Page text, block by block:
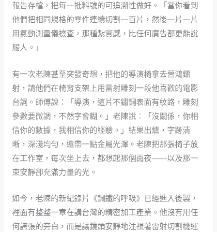
報告存檔，把每一批料號的可追溯性做好。「當你看到
他們把相同規格的零件連續切割一百片，然後一片一片
用氣動測量儀檢查，那種紮實感，比任何廣告都更能說
服人。」
有一次老陳甚至突發奇想，把他的導演椅拿去晉鴻鐳
射，請他們在椅背支架上用雷射雕刻一段他喜歡的電影
台詞。師傅說：「導演，這片不鏽鋼表面有紋路，雕刻
參數要微調，不然字會糊。」老陳說：「沒關係，你相
信你的數據，我相信你的經驗。」結果出爐，字跡清
晰，深淺均勻，還帶一點金屬光澤。老陳把那張椅子放
在工作室，每次坐上去，都想起那個雨夜——以及那一
束安靜卻充滿力量的光。
如今，老陳的新紀錄片《鋼鐵的呼吸》已經進入後製，
裡面有整整一章在講台灣的精密加工產業。他沒有用任
何誇張的旁白，而是讓鏡頭安靜地注視著雷射切割機運